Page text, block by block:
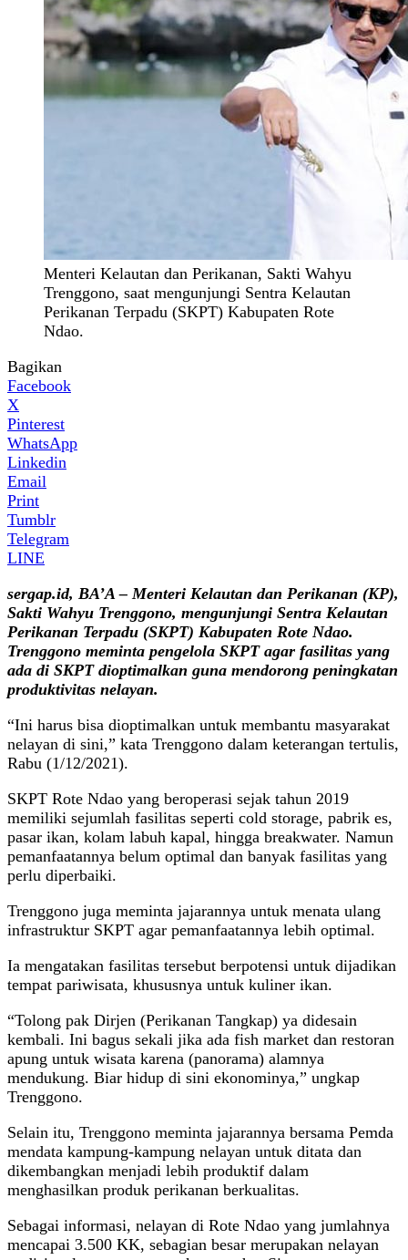
Menteri Kelautan dan Perikanan, Sakti Wahyu
Trenggono, saat mengunjungi Sentra Kelautan
Perikanan Terpadu (SKPT) Kabupaten Rote
Ndao.
Bagikan
Facebook
X
Pinterest
WhatsApp
Linkedin
Email
Print
Tumblr
Telegram
LINE
sergap.id, BA’A – Menteri Kelautan dan Perikanan (KP),
Sakti Wahyu Trenggono, mengunjungi Sentra Kelautan
Perikanan Terpadu (SKPT) Kabupaten Rote Ndao.
Trenggono meminta pengelola SKPT agar fasilitas yang
ada di SKPT dioptimalkan guna mendorong peningkatan
produktivitas nelayan.
“Ini harus bisa dioptimalkan untuk membantu masyarakat
nelayan di sini,” kata Trenggono dalam keterangan tertulis,
Rabu (1/12/2021).
SKPT Rote Ndao yang beroperasi sejak tahun 2019
memiliki sejumlah fasilitas seperti cold storage, pabrik es,
pasar ikan, kolam labuh kapal, hingga breakwater. Namun
pemanfaatannya belum optimal dan banyak fasilitas yang
perlu diperbaiki.
Trenggono juga meminta jajarannya untuk menata ulang
infrastruktur SKPT agar pemanfaatannya lebih optimal.
Ia mengatakan fasilitas tersebut berpotensi untuk dijadikan
tempat pariwisata, khususnya untuk kuliner ikan.
“Tolong pak Dirjen (Perikanan Tangkap) ya didesain
kembali. Ini bagus sekali jika ada fish market dan restoran
apung untuk wisata karena (panorama) alamnya
mendukung. Biar hidup di sini ekonominya,” ungkap
Trenggono.
Selain itu, Trenggono meminta jajarannya bersama Pemda
mendata kampung-kampung nelayan untuk ditata dan
dikembangkan menjadi lebih produktif dalam
menghasilkan produk perikanan berkualitas.
Sebagai informasi, nelayan di Rote Ndao yang jumlahnya
mencapai 3.500 KK, sebagian besar merupakan nelayan